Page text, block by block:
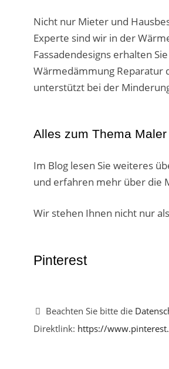
Nicht nur Mieter und
Experte sind wir in der
Fassadendesigns erhalten
Wärmedämmung Reparatur
unterstützt bei der
Alles zum Thema
Im Blog lesen Sie weiteres
und erfahren mehr über die
Wir stehen Ihnen nicht nur
Pinterest
Beachten Sie bitte die
Direktlink: https://